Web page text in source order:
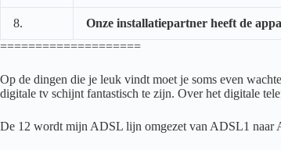
8.
Onze installatiepartner heeft de
====================
Op de dingen die je leuk vindt moet je soms even
digitale tv schijnt fantastisch te zijn. Over het digitale
De 12 wordt mijn ADSL lijn omgezet van ADSL1 naar